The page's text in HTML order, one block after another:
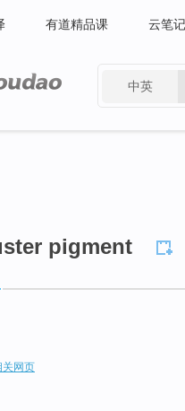
有道精品课 云笔记
中英
pigment
关网页